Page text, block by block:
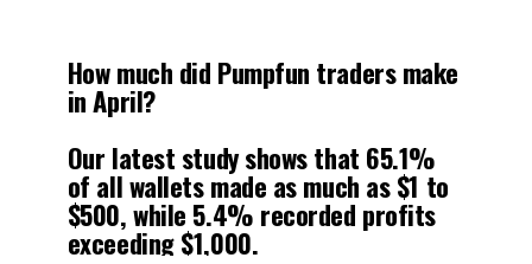
How much did Pumpfun traders make
in April?
Our latest study shows that 65.1%
of all wallets made as much as $1 to
$500, while 5.4% recorded profits
exceeding $1,000.